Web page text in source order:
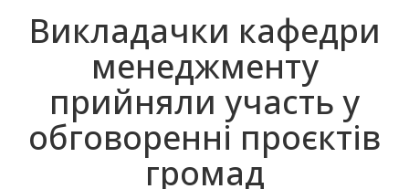
Викладачки кафедри
менеджменту
прийняли участь у
обговоренні проєктів
громад